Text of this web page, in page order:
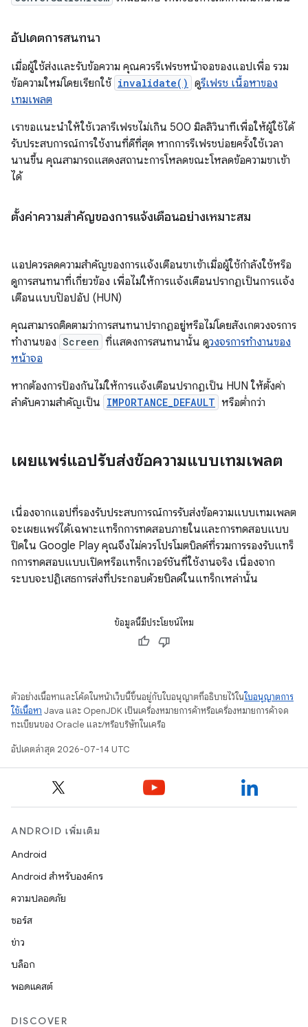
อัปเดตการสนทนา
เมื่อผู้ใช้ส่งและรับข้อความ คุณควรรีเฟรชหน้าจอของแอปเพื่อ รวม
ข้อความใหม่โดยเรียกใช้ invalidate() ดูรีเฟรช เนื้อหาของ
เทมเพลต
เราขอแนะนำให้ใช้เวลารีเฟรชไม่เกิน 500 มิลลิวินาทีเพื่อให้ผู้ใช้ได้
รับประสบการณ์การใช้งานที่ดีที่สุด หากการรีเฟรชบ่อยครั้งใช้เวลา
นานขึ้น คุณสามารถแสดงสถานะการโหลดขณะโหลดข้อความขาเข้า
ได้
ตั้งค่าความสำคัญของการแจ้งเตือนอย่างเหมาะสม
แอปควรลดความสำคัญของการแจ้งเตือนขาเข้าเมื่อผู้ใช้กำลังใช้หรือ
ดูการสนทนาที่เกี่ยวข้อง เพื่อไม่ให้การแจ้งเตือนปรากฏเป็นการแจ้ง
เตือนแบบป๊อปอัป (HUN)
คุณสามารถติดตามว่าการสนทนาปรากฏอยู่หรือไม่โดยสังเกตวงจรการ
ทำงานของ Screen ที่แสดงการสนทนานั้น ดูวงจรการทำงานของ
หน้าจอ
หากต้องการป้องกันไม่ให้การแจ้งเตือนปรากฏเป็น HUN ให้ตั้งค่า
ลำดับความสำคัญเป็น IMPORTANCE_DEFAULT หรือต่ำกว่า
เผยแพร่แอปรับส่งข้อความแบบเทมเพลต
เนื่องจากแอปที่รองรับประสบการณ์การรับส่งข้อความแบบเทมเพลต
จะเผยแพร่ได้เฉพาะแทร็กการทดสอบภายในและการทดสอบแบบ
ปิดใน Google Play คุณจึงไม่ควรโปรโมตบิลด์ที่รวมการรองรับแทร็
กการทดสอบแบบเปิดหรือแทร็กเวอร์ชันที่ใช้งานจริง เนื่องจาก
ระบบจะปฏิเสธการส่งที่ประกอบด้วยบิลด์ในแทร็กเหล่านั้น
ข้อมูลนี้มีประโยชน์ไหม
ตัวอย่างเนื้อหาและโค้ดในหน้าเว็บนี้ขึ้นอยู่กับใบอนุญาตที่อธิบายไว้ในใบอนุญาตการ
ใช้เนื้อหา Java และ OpenJDK เป็นเครื่องหมายการค้าหรือเครื่องหมายการค้าจด
ทะเบียนของ Oracle และ/หรือบริษัทในเครือ
อัปเดตล่าสุด 2026-07-14 UTC
ANDROID เพิ่มเติม
Android
Android สำหรับองค์กร
ความปลอดภัย
ซอร์ส
ข่าว
บล็อก
พอดแคสต์
DISCOVER